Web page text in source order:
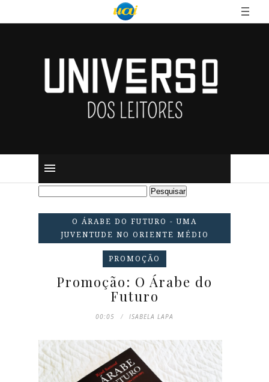
O ÁRABE DO FUTURO - UMA
JUVENTUDE NO ORIENTE MÉDIO
PROMOÇÃO
Promoção: O Árabe do
Futuro
00:05 ISABELA LAPA